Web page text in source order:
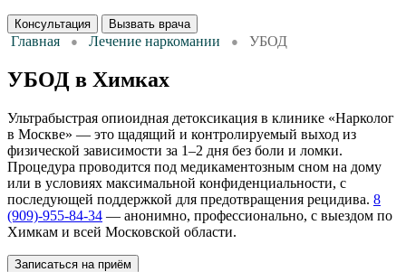
Консультация Вызвать врача
Главная Лечение наркомании УБОД
УБОД в Химках
Ультрабыстрая опиоидная детоксикация в клинике «Нарколог
в Москве» — это щадящий и контролируемый выход из
физической зависимости за 1–2 дня без боли и ломки.
Процедура проводится под медикаментозным сном на дому
или в условиях максимальной конфиденциальности, с
последующей поддержкой для предотвращения рецидива. 8
(909)-955-84-34 — анонимно, профессионально, с выездом по
Химкам и всей Московской области.
Записаться на приём